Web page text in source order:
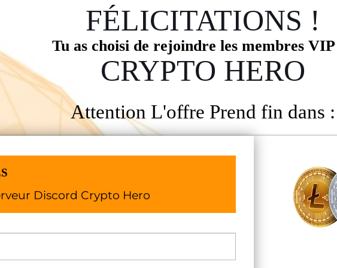
FÉLICITATIONS !
Tu as choisi de rejoindre les membres VIP
CRYPTO HERO
Attention L'offre Prend fin dans :
Discord Crypto Hero